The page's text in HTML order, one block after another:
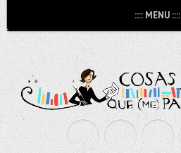
:::: MENU ::::